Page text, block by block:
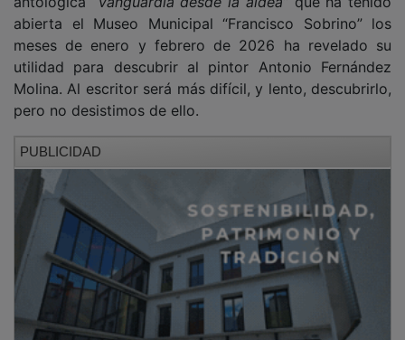
abierta el Museo Municipal “Francisco Sobrino” los
meses de enero y febrero de 2026 ha revelado su
utilidad para descubrir al pintor Antonio Fernández
Molina. Al escritor será más difícil, y lento, descubrirlo,
pero no desistimos de ello.